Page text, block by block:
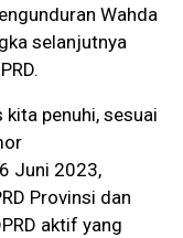
Wahda
selanjutnya
kita penuhi, sesuai
Juni 2023,
Provinsi dan
aktif yang